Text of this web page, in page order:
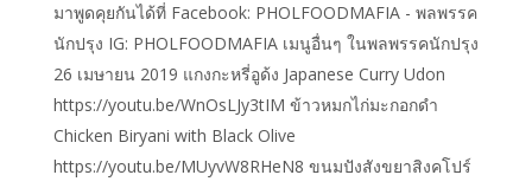
มาพูดคุยกันได้ที่ Facebook: PHOLFOODMAFIA - พลพรรค
นักปรุง IG: PHOLFOODMAFIA เมนูอื่นๆ ในพลพรรคนักปรุง
26 เมษายน 2019 แกงกะหรี่อูด้ง Japanese Curry Udon
https://youtu.be/WnOsLJy3tIM ข้าวหมกไก่มะกอกดำ
Chicken Biryani with Black Olive
https://youtu.be/MUyvW8RHeN8 ขนมปังสังขยาสิงคโปร์